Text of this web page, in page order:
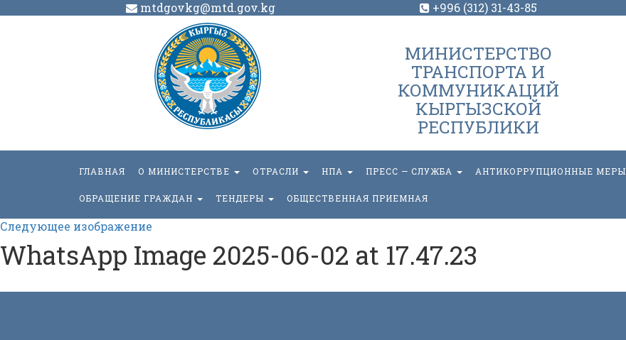
mtdgovkg@mtd.gov.kg +996 (312) 31-43-85
МИНИСТЕРСТВО
ТРАНСПОРТА И
КОММУНИКАЦИЙ
КЫРГЫЗСКОЙ
РЕСПУБЛИКИ
ГЛАВНАЯ О МИНИСТЕРСТВЕ ОТРАСЛИ НПА ПРЕСС — СЛУЖБА АНТИКОРРУПЦИОННЫЕ МЕРЫ
ОБРАЩЕНИЕ ГРАЖДАН ТЕНДЕРЫ ОБЩЕСТВЕННАЯ ПРИЕМНАЯ
Следующее изображение
WhatsApp Image 2025-06-02 at 17.47.23